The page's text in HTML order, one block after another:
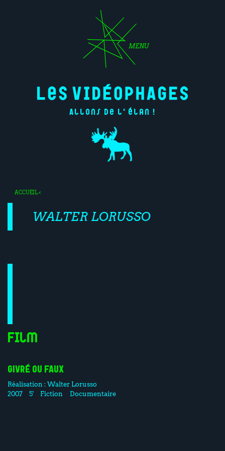
MENU
Allons de l'élan !
ACCUEIL<
WALTER LORUSSO
Film
GIVRÉ OU FAUX
Réalisation :Walter Lorusso
2007
5' Fiction Documentaire